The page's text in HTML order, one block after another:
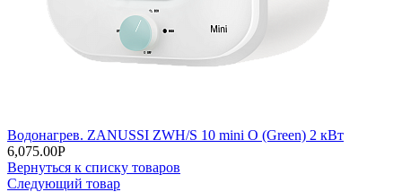
Водонагрев. ZANUSSI ZWH/S 10 mini O (Green) 2 кВт
6,075.00Р
Вернуться к списку товаров
Следующий товар